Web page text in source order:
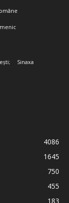
Sinaxa
4086
1645
750
455
183